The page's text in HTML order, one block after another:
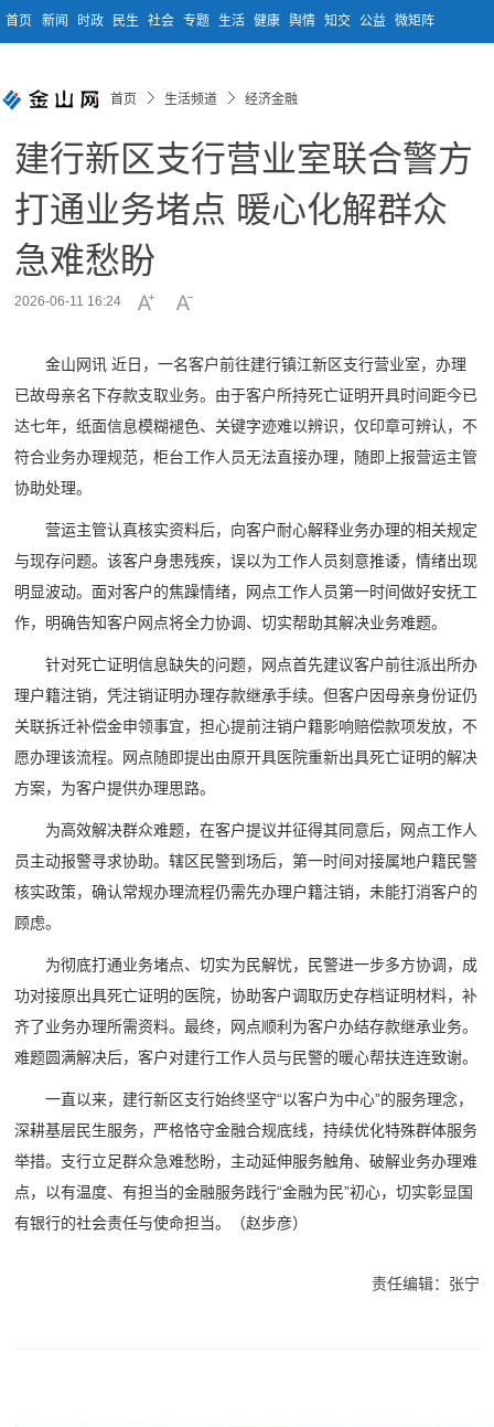
首页 新闻 时政 民生 社会 专题 生活 健康 舆情 知交 公益 微矩阵
首页 生活频道 经济金融
建行新区支行营业室联合警方
打通业务堵点 暖心化解群众
急难愁盼
2026-06-11 16:24
金山网讯 近日，一名客户前往建行镇江新区支行营业室，办理
已故母亲名下存款支取业务。由于客户所持死亡证明开具时间距今已
达七年，纸面信息模糊褪色、关键字迹难以辨识，仅印章可辨认，不
符合业务办理规范，柜台工作人员无法直接办理，随即上报营运主管
协助处理。
营运主管认真核实资料后，向客户耐心解释业务办理的相关规定
与现存问题。该客户身患残疾，误以为工作人员刻意推诿，情绪出现
明显波动。面对客户的焦躁情绪，网点工作人员第一时间做好安抚工
作，明确告知客户网点将全力协调、切实帮助其解决业务难题。
针对死亡证明信息缺失的问题，网点首先建议客户前往派出所办
理户籍注销，凭注销证明办理存款继承手续。但客户因母亲身份证仍
关联拆迁补偿金申领事宜，担心提前注销户籍影响赔偿款项发放，不
愿办理该流程。网点随即提出由原开具医院重新出具死亡证明的解决
方案，为客户提供办理思路。
为高效解决群众难题，在客户提议并征得其同意后，网点工作人
员主动报警寻求协助。辖区民警到场后，第一时间对接属地户籍民警
核实政策，确认常规办理流程仍需先办理户籍注销，未能打消客户的
顾虑。
为彻底打通业务堵点、切实为民解忧，民警进一步多方协调，成
功对接原出具死亡证明的医院，协助客户调取历史存档证明材料，补
齐了业务办理所需资料。最终，网点顺利为客户办结存款继承业务。
难题圆满解决后，客户对建行工作人员与民警的暖心帮扶连连致谢。
一直以来，建行新区支行始终坚守“以客户为中心”的服务理念，
深耕基层民生服务，严格恪守金融合规底线，持续优化特殊群体服务
举措。支行立足群众急难愁盼，主动延伸服务触角、破解业务办理难
点，以有温度、有担当的金融服务践行“金融为民”初心，切实彰显国
有银行的社会责任与使命担当。（赵步彦）
责任编辑：张宁